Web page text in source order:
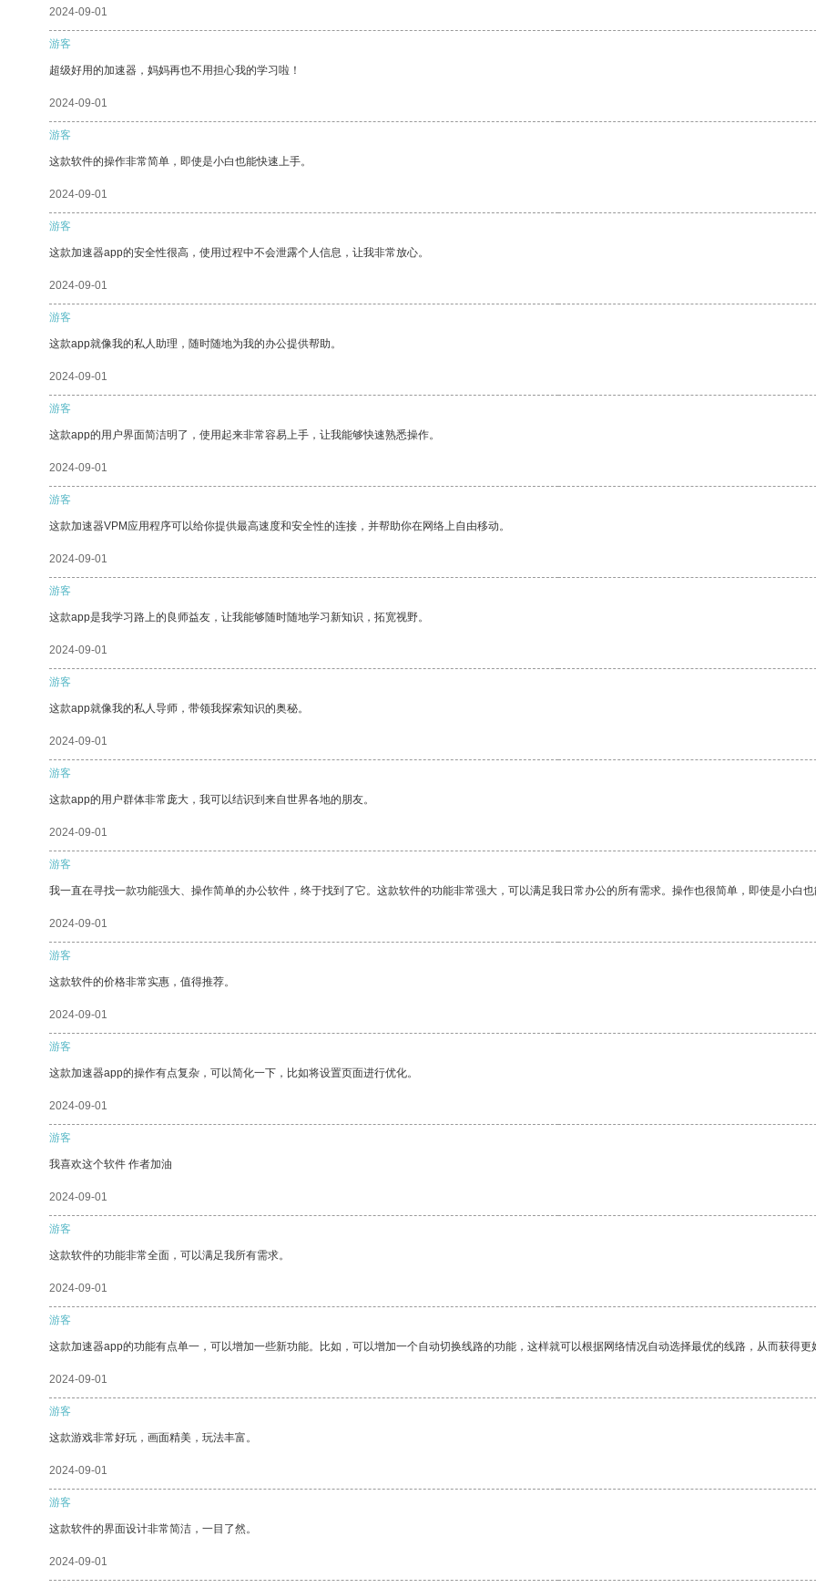
2024-09-01
游客
超级好用的加速器，妈妈再也不用担心我的学习啦！
2024-09-01
游客
这款软件的操作非常简单，即使是小白也能快速上手。
2024-09-01
游客
这款加速器app的安全性很高，使用过程中不会泄露个人信息，让我非常放心。
2024-09-01
游客
这款app就像我的私人助理，随时随地为我的办公提供帮助。
2024-09-01
游客
这款app的用户界面简洁明了，使用起来非常容易上手，让我能够快速熟悉操作。
2024-09-01
游客
这款加速器VPM应用程序可以给你提供最高速度和安全性的连接，并帮助你在网络上自由移动。
2024-09-01
游客
这款app是我学习路上的良师益友，让我能够随时随地学习新知识，拓宽视野。
2024-09-01
游客
这款app就像我的私人导师，带领我探索知识的奥秘。
2024-09-01
游客
这款app的用户群体非常庞大，我可以结识到来自世界各地的朋友。
2024-09-01
游客
我一直在寻找一款功能强大、操作简单的办公软件，终于找到了它。这款软件的功能非常强大，可以满足我日常办公的所有需求。操作也很简单，即使是小白也
2024-09-01
游客
这款软件的价格非常实惠，值得推荐。
2024-09-01
游客
这款加速器app的操作有点复杂，可以简化一下，比如将设置页面进行优化。
2024-09-01
游客
我喜欢这个软件 作者加油
2024-09-01
游客
这款软件的功能非常全面，可以满足我所有需求。
2024-09-01
游客
这款加速器app的功能有点单一，可以增加一些新功能。比如，可以增加一个自动切换线路的功能，这样就可以根据网络情况自动选择最优的线路，从而获得更
2024-09-01
游客
这款游戏非常好玩，画面精美，玩法丰富。
2024-09-01
游客
这款软件的界面设计非常简洁，一目了然。
2024-09-01